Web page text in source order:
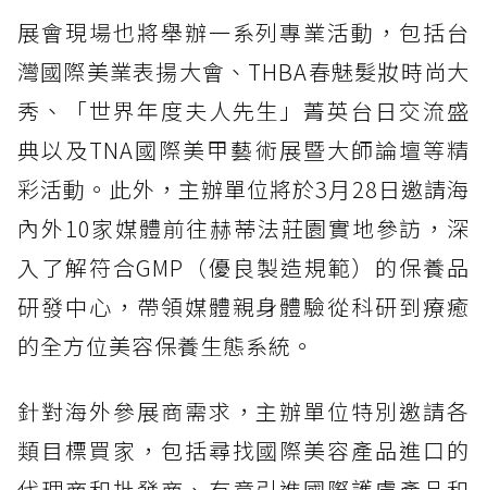
展會現場也將舉辦一系列專業活動，包括台
灣國際美業表揚大會、THBA春魅髮妝時尚大
秀、「世界年度夫人先生」菁英台日交流盛
典以及TNA國際美甲藝術展暨大師論壇等精
彩活動。此外，主辦單位將於3月28日邀請海
內外10家媒體前往赫蒂法莊園實地參訪，深
入了解符合GMP（優良製造規範）的保養品
研發中心，帶領媒體親身體驗從科研到療癒
的全方位美容保養生態系統。
針對海外參展商需求，主辦單位特別邀請各
類目標買家，包括尋找國際美容產品進口的